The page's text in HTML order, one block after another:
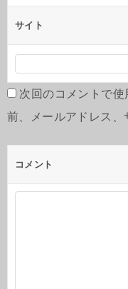
サイト
次回のコメントで
前、メールアドレス、
コメント